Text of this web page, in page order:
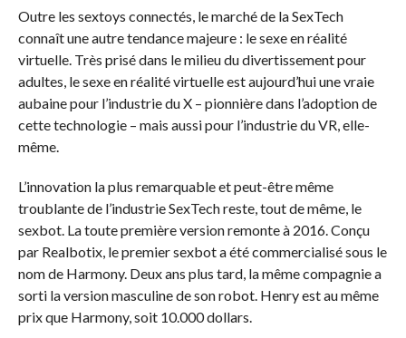
Outre les sextoys connectés, le marché de la SexTech
connaît une autre tendance majeure : le sexe en réalité
virtuelle. Très prisé dans le milieu du divertissement pour
adultes, le sexe en réalité virtuelle est aujourd’hui une vraie
aubaine pour l’industrie du X – pionnière dans l’adoption de
cette technologie – mais aussi pour l’industrie du VR, elle-
même.
L’innovation la plus remarquable et peut-être même
troublante de l’industrie SexTech reste, tout de même, le
sexbot. La toute première version remonte à 2016. Conçu
par Realbotix, le premier sexbot a été commercialisé sous le
nom de Harmony. Deux ans plus tard, la même compagnie a
sorti la version masculine de son robot. Henry est au même
prix que Harmony, soit 10.000 dollars.